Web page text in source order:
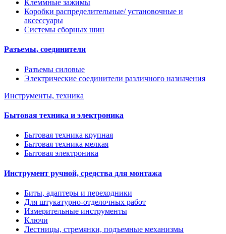
Клеммные зажимы
Коробки распределительные/ установочные и
аксессуары
Системы сборных шин
Разъемы, соединители
Разъемы силовые
Электрические соединители различного назначения
Инструменты, техника
Бытовая техника и электроника
Бытовая техника крупная
Бытовая техника мелкая
Бытовая электроника
Инструмент ручной, средства для монтажа
Биты, адаптеры и переходники
Для штукатурно-отделочных работ
Измерительные инструменты
Ключи
Лестницы, стремянки, подъемные механизмы